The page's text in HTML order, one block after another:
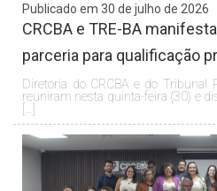
Publicado em 30 de julho de 2026
CRCBA e TRE-BA
parceria para qualificação
Diretoria do CRCBA e do Tribunal
reuniram nesta quinta-feira (30) e